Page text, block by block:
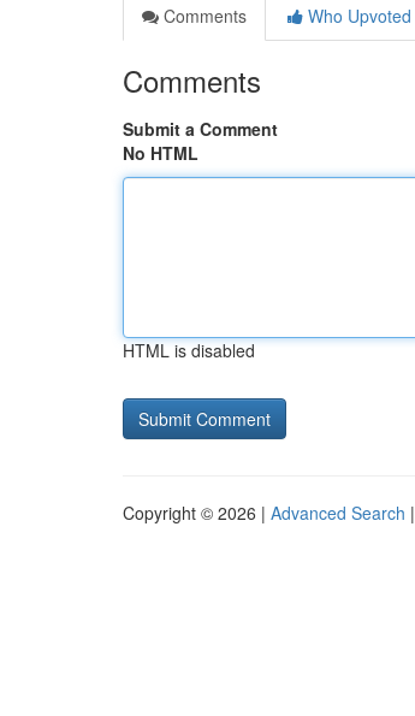
Comments
Who Upvoted
Comments
Submit a Comment
No HTML
HTML is disabled
Copyright © 2026 | Advanced Search |